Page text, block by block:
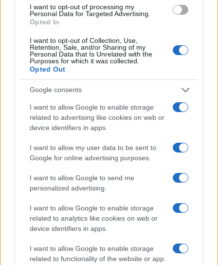
I want to opt-out of processing my
Personal Data for Targeted Advertising.
Opted In
I want to opt-out of Collection, Use,
Retention, Sale, and/or Sharing of my
Personal Data that Is Unrelated with the
Purposes for which it was collected.
Opted Out
Google consents
I want to allow Google to enable storage
related to advertising like cookies on web or
device identifiers in apps.
I want to allow my user data to be sent to
Google for online advertising purposes.
I want to allow Google to send me
personalized advertising.
I want to allow Google to enable storage
related to analytics like cookies on web or
device identifiers in apps.
I want to allow Google to enable storage
related to functionality of the website or app.
Edoardo Marchesi
Edoardo Marchesi, voce delle notizie di
in via Maqueda e decise di chiedere carte e
nomi: da allora predilige verifiche sul campo.
In redazione guida l’agenda delle emergenze
e custodisce una collezione di vecchie